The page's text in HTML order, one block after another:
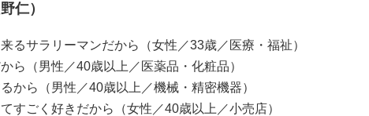
仁）
るサラリーマンだから（女性／33歳／医療・福祉）
ら（男性／40歳以上／医薬品・化粧品）
から（男性／40歳以上／機械・精密機器）
すごく好きだから（女性／40歳以上／小売店）